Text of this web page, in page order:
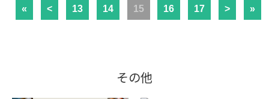
« < 13 14 15 16 17 > »
その他